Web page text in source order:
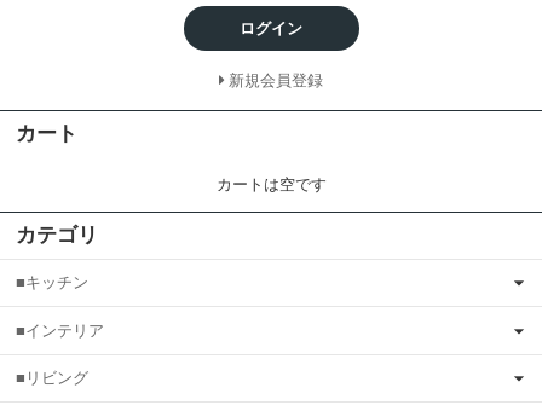
ログイン
新規会員登録
カート
カートは空です
カテゴリ
■キッチン
■インテリア
■リビング